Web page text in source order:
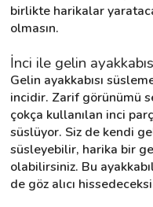
birlikte harikalar
olmasın.
İnci ile gelin
Gelin ayakkabısı
incidir. Zarif görünümü
çokça kullanılan inci
süslüyor. Siz de kendi
süsleyebilir, harika bir
olabilirsiniz. Bu
de göz alıcı